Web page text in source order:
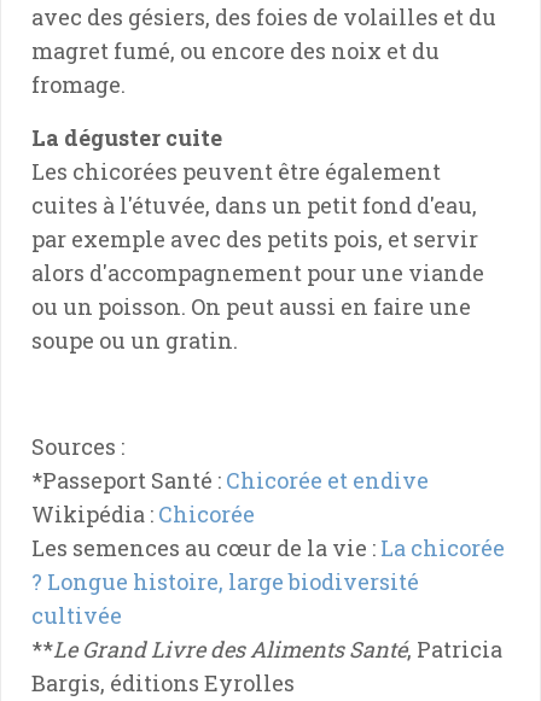
avec des gésiers, des foies de volailles et du
magret fumé, ou encore des noix et du
fromage.
La déguster cuite
Les chicorées peuvent être également
cuites à l'étuvée, dans un petit fond d'eau,
par exemple avec des petits pois, et servir
alors d'accompagnement pour une viande
ou un poisson. On peut aussi en faire une
soupe ou un gratin.
Sources :
*Passeport Santé : Chicorée et endive
Wikipédia : Chicorée
Les semences au cœur de la vie : La chicorée
? Longue histoire, large biodiversité
cultivée
**Le Grand Livre des Aliments Santé, Patricia
Bargis, éditions Eyrolles